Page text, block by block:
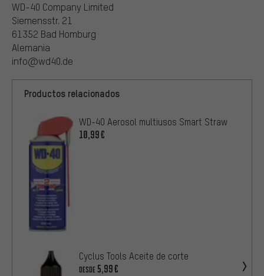
WD-40 Company Limited
Siemensstr. 21
61352 Bad Homburg
Alemania
info@wd40.de
Productos relacionados
WD-40 Aerosol multiusos Smart Straw
10,99€
Cyclus Tools Aceite de corte
DESDE 5,99€